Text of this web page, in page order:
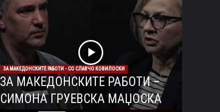
ЗА МАКЕДОНСКИТЕ РАБОТИ - СО СЛАВЧО КОВИЛОСКИ
ЗА МАКЕДОНСКИТЕ РАБОТИ –
СИМОНА ГРУЕВСКА МАЏОСКА